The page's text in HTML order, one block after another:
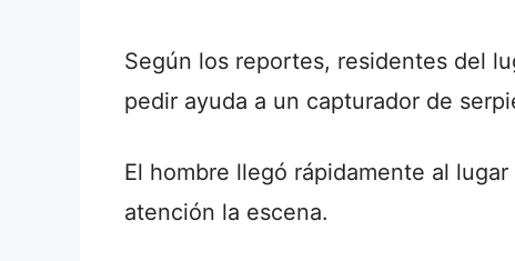
Según los reportes, residentes del
pedir ayuda a un capturador de
El hombre llegó rápidamente al
atención la escena.